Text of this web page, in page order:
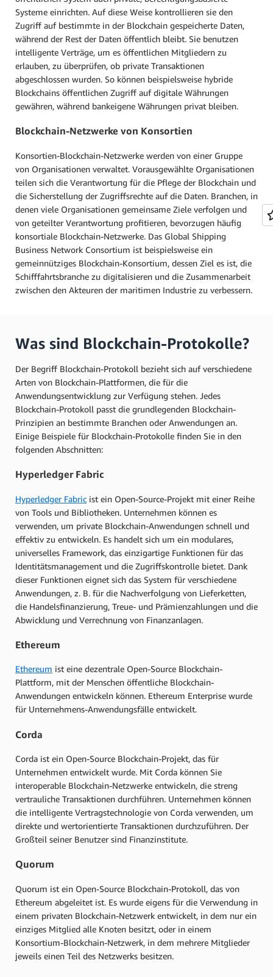
Systeme einrichten. Auf diese Weise kontrollieren sie den
Zugriff auf bestimmte in der Blockchain gespeicherte Daten,
während der Rest der Daten öffentlich bleibt. Sie benutzen
intelligente Verträge, um es öffentlichen Mitgliedern zu
erlauben, zu überprüfen, ob private Transaktionen
abgeschlossen wurden. So können beispielsweise hybride
Blockchains öffentlichen Zugriff auf digitale Währungen
gewähren, während bankeigene Währungen privat bleiben.
Blockchain-Netzwerke von Konsortien
Konsortien-Blockchain-Netzwerke werden von einer Gruppe
von Organisationen verwaltet. Vorausgewählte Organisationen
teilen sich die Verantwortung für die Pflege der Blockchain und
die Sicherstellung der Zugriffsrechte auf die Daten. Branchen, in
denen viele Organisationen gemeinsame Ziele verfolgen und
von geteilter Verantwortung profitieren, bevorzugen häufig
konsortiale Blockchain-Netzwerke. Das Global Shipping
Business Network Consortium ist beispielsweise ein
gemeinnütziges Blockchain-Konsortium, dessen Ziel es ist, die
Schifffahrtsbranche zu digitalisieren und die Zusammenarbeit
zwischen den Akteuren der maritimen Industrie zu verbessern.
Was sind Blockchain-Protokolle?
Der Begriff Blockchain-Protokoll bezieht sich auf verschiedene
Arten von Blockchain-Plattformen, die für die
Anwendungsentwicklung zur Verfügung stehen. Jedes
Blockchain-Protokoll passt die grundlegenden Blockchain-
Prinzipien an bestimmte Branchen oder Anwendungen an.
Einige Beispiele für Blockchain-Protokolle finden Sie in den
folgenden Abschnitten:
Hyperledger Fabric
Hyperledger Fabric ist ein Open-Source-Projekt mit einer Reihe
von Tools und Bibliotheken. Unternehmen können es
verwenden, um private Blockchain-Anwendungen schnell und
effektiv zu entwickeln. Es handelt sich um ein modulares,
universelles Framework, das einzigartige Funktionen für das
Identitätsmanagement und die Zugriffskontrolle bietet. Dank
dieser Funktionen eignet sich das System für verschiedene
Anwendungen, z. B. für die Nachverfolgung von Lieferketten,
die Handelsfinanzierung, Treue- und Prämienzahlungen und die
Abwicklung und Verrechnung von Finanzanlagen.
Ethereum
Ethereum ist eine dezentrale Open-Source Blockchain-
Plattform, mit der Menschen öffentliche Blockchain-
Anwendungen entwickeln können. Ethereum Enterprise wurde
für Unternehmens-Anwendungsfälle entwickelt.
Corda
Corda ist ein Open-Source Blockchain-Projekt, das für
Unternehmen entwickelt wurde. Mit Corda können Sie
interoperable Blockchain-Netzwerke entwickeln, die streng
vertrauliche Transaktionen durchführen. Unternehmen können
die intelligente Vertragstechnologie von Corda verwenden, um
direkte und wertorientierte Transaktionen durchzuführen. Der
Großteil seiner Benutzer sind Finanzinstitute.
Quorum
Quorum ist ein Open-Source Blockchain-Protokoll, das von
Ethereum abgeleitet ist. Es wurde eigens für die Verwendung in
einem privaten Blockchain-Netzwerk entwickelt, in dem nur ein
einziges Mitglied alle Knoten besitzt, oder in einem
Konsortium-Blockchain-Netzwerk, in dem mehrere Mitglieder
jeweils einen Teil des Netzwerks besitzen.